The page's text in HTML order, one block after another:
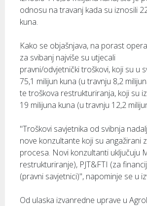
odnosu na travanj kada su iznosili
kuna.
Kako se objašnjava, na porast
za svibanj najviše su utjecali
pravni/odvjetnički troškovi, koji su u
75,1 milijun kuna (u travnju 8,2
te troškova restrukturiranja, koji su
19 milijuna kuna (u travnju 12,2
"Troškovi savjetnika od svibnja
nove konzultante koji su angažirani
procesa. Novi konzultanti uključuju
restrukturiranje), PJT&FTI (za
(pravni savjetnici)", napominje se u
Od ulaska izvanredne uprave u